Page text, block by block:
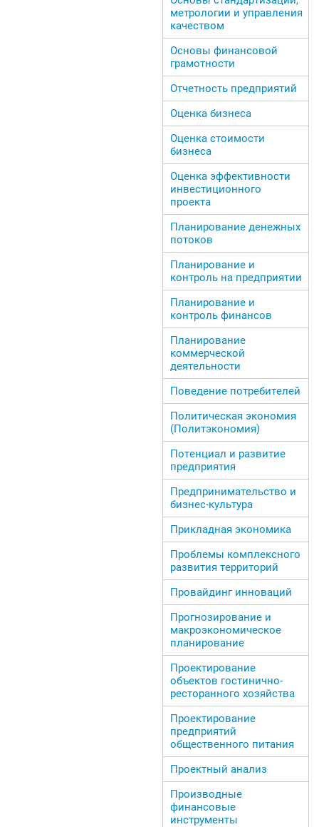
метрологии и управления
качеством
Основы финансовой
грамотности
Отчетность предприятий
Оценка бизнеса
Оценка стоимости
бизнеса
Оценка эффективности
инвестиционного
проекта
Планирование денежных
потоков
Планирование и
контроль на предприятии
Планирование и
контроль финансов
Планирование
коммерческой
деятельности
Поведение потребителей
Политическая экономия
(Политэкономия)
Потенциал и развитие
предприятия
Предпринимательство и
бизнес-культура
Прикладная экономика
Проблемы комплексного
развития территорий
Провайдинг инноваций
Прогнозирование и
макроэкономическое
планирование
Проектирование
объектов гостинично-
ресторанного хозяйства
Проектирование
предприятий
общественного питания
Проектный анализ
Производные
финансовые
инструменты